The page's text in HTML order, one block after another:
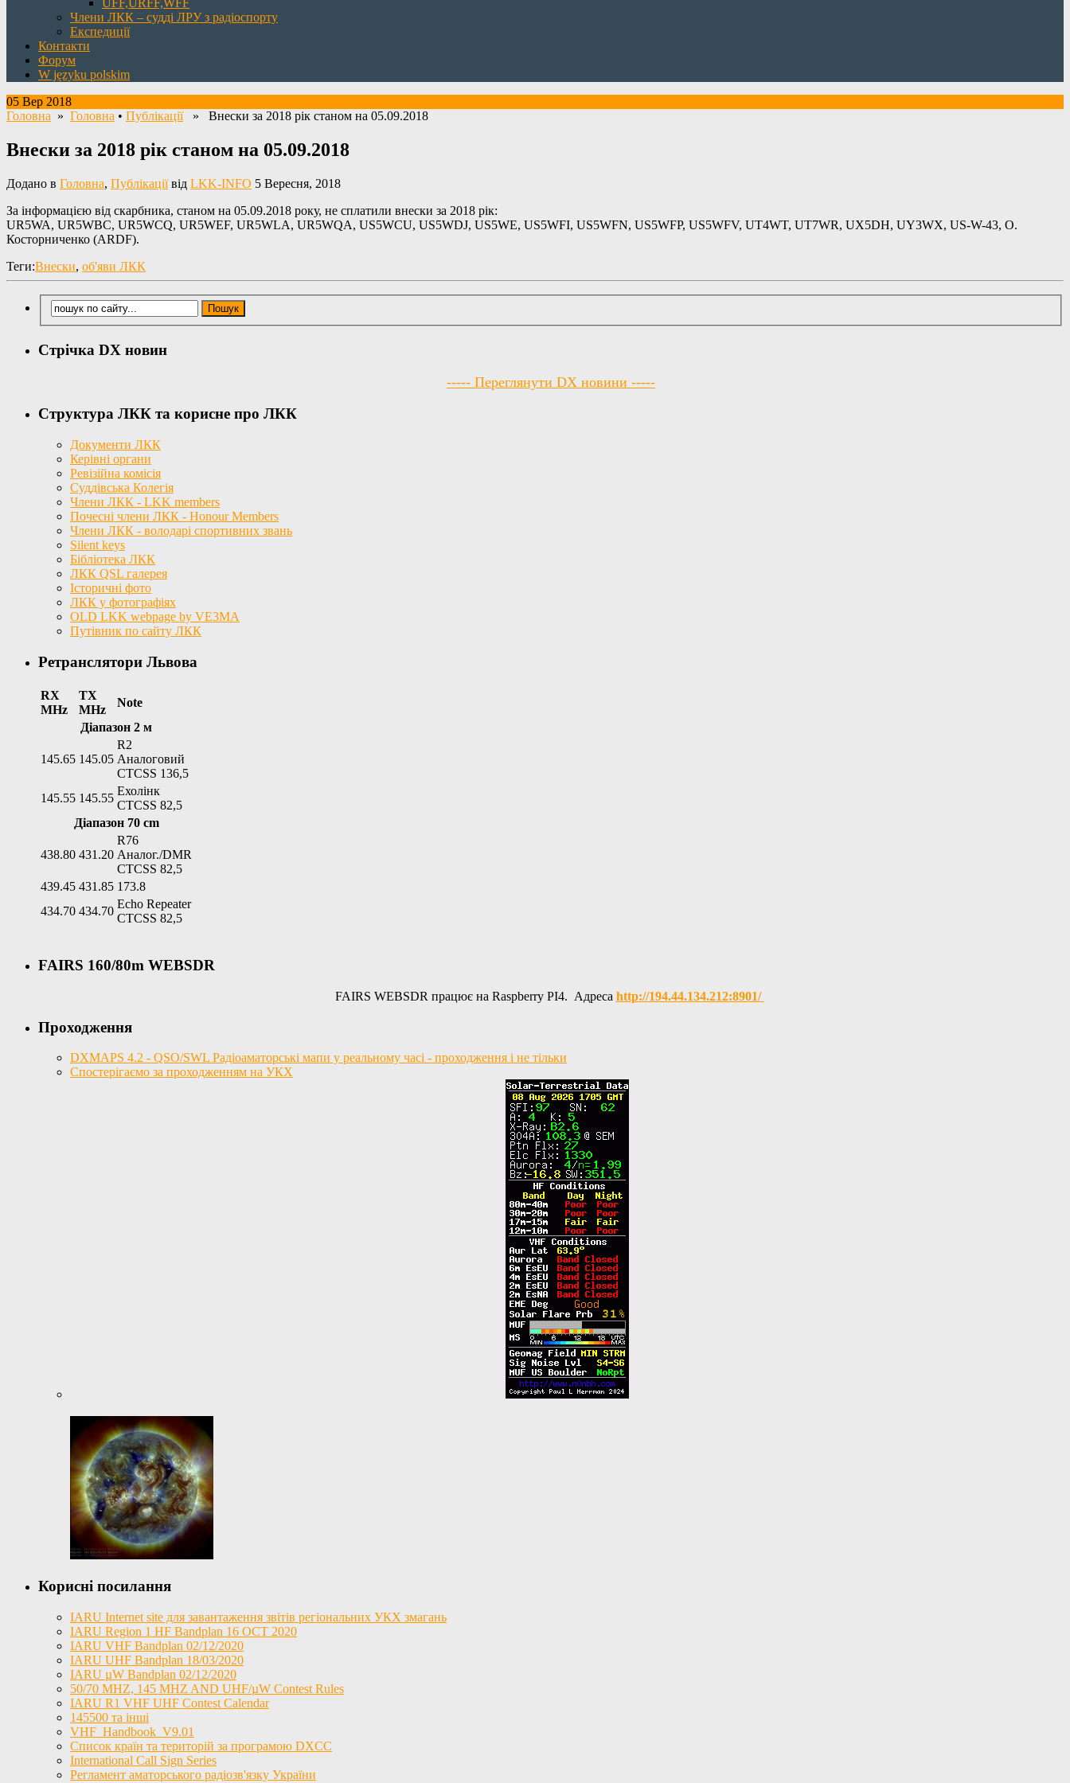
Члени ЛКК – судді ЛРУ з радіоспорту
Експедиції
Контакти
Форум
W języku polskim
05 Вер 2018
Головна » Головна • Публікації» Внески за 2018 рік станом на 05.09.2018
Внески за 2018 рік станом на 05.09.2018
Додано в Головна, Публікаціївід LKK-INFO 5 Вересня, 2018
За інформацією від скарбника, станом на 05.09.2018 року, не сплатили внески за 2018 рік:
UR5WA, UR5WBC, UR5WCQ, UR5WEF, UR5WLA, UR5WQA, US5WCU, US5WDJ, US5WE, US5WFI, US5WFN, US5WFP, US5WFV, UT4WT, UT7WR, UX5DH, UY3WX, US-W-43, О.
Косторниченко (ARDF).
Теги:Внески, об'яви ЛКК
Стрічка DX новин
----- Переглянути DX новини -----
Структура ЛКК та корисне про ЛКК
Документи ЛКК
Керівні органи
Ревізійна комісія
Суддівська Колегія
Члени ЛКК - LKK members
Почесні члени ЛКК - Honour Members
Члени ЛКК - володарі спортивних звань
Silent keys
Бібліотека ЛКК
ЛКК QSL галерея
Історичні фото
ЛКК у фотографіях
OLD LKK webpage by VE3MA
Путівник по сайту ЛКК
Ретранслятори Львова
RX
MHz
TX
MHz
Note
Діапазон 2 м
145.65 145.05
R2
Аналоговий
CTCSS 136,5
145.55 145.55
Ехолінк
CTCSS 82,5
Діапазон 70 cm
438.80 431.20
R76
Аналог./DMR
CTCSS 82,5
439.45 431.85 173.8
434.70 434.70
Echo Repeater
CTCSS 82,5
FAIRS 160/80m WEBSDR
FAIRS WEBSDR працює на Raspberry PI4. Адреса http://194.44.134.212:8901/
Проходження
DXMAPS 4.2 - QSO/SWL Радіоаматорські мапи у реальному часі - проходження і не тільки
Спостерігаємо за проходженням на УКХ
Корисні посилання
IARU Internet site для завантаження звітів регіональних УКХ змагань
IARU Region 1 HF Bandplan 16 OCT 2020
IARU VHF Bandplan 02/12/2020
IARU UHF Bandplan 18/03/2020
IARU µW Bandplan 02/12/2020
50/70 MHZ, 145 MHZ AND UHF/µW Contest Rules
IARU R1 VHF UHF Contest Calendar
145500 та інші
VHF_Handbook_V9.01
Список країн та територій за програмою DXCC
International Call Sign Series
Регламент аматорського радіозв'язку України